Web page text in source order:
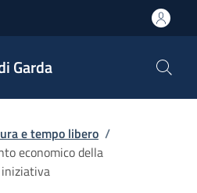
Garda
e tempo libero /
economico della